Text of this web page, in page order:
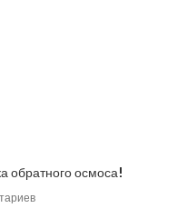
обратного осмоса!